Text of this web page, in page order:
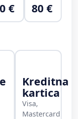
€ 80 €
Kreditna
kartica
Visa,
Mastercard